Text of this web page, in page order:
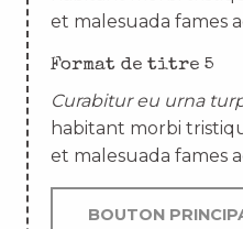
et malesuada fames
Format de titre 5
Curabitur eu urna
habitant morbi
et malesuada fames
BOUTON